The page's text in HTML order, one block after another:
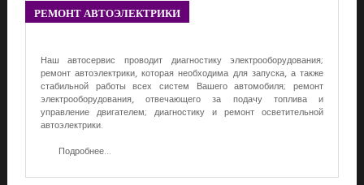
РЕМОНТАВТОЭЛЕКТРИКИ
Наш автосервис проводит диагностику электрооборудования;
ремонт автоэлектрики, которая необходима для запуска, а также
стабильной работы всех систем Вашего автомобиля; ремонт
электрооборудования, отвечающего за подачу топлива и
управление двигателем; диагностику и ремонт осветительной
автоэлектрики.
Подробнее...